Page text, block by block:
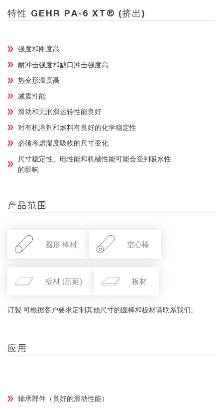
特性 GEHR PA-6 XT® (挤出)
强度和刚度高
耐冲击强度和缺口冲击强度高
热变形温度高
减震性能
滑动和无润滑运转性能良好
对有机溶剂和燃料有良好的化学稳定性
必须考虑湿度吸收的尺寸变化
尺寸稳定性、电性能和机械性能可能会受到吸水性
的影响
产品范围
圆形 棒材 空心棒
板材 (压延) 板材
订製 可根据客户要求定制其他尺寸的圆棒和板材请联系我们。
应用
轴承部件（良好的滑动性能）